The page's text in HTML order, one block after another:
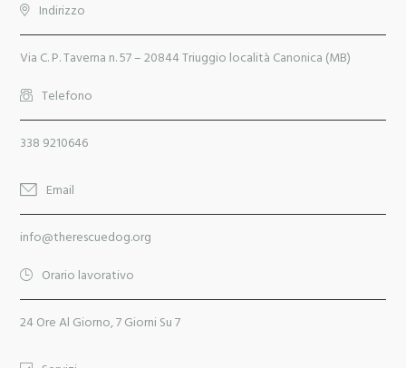
Indirizzo
Via C. P. Taverna n. 57 – 20844 Triuggio località Canonica (MB)
Telefono
338 9210646
Email
info@therescuedog.org
Orario lavorativo
24 Ore Al Giorno, 7 Giorni Su 7